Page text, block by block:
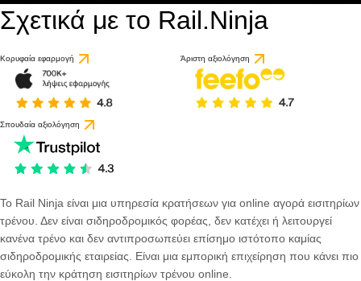
Σχετικά με το Rail.Ninja
Κορυφαία εφαρμογή Άριστη αξιολόγηση
Σπουδαία αξιολόγηση
Το Rail Ninja είναι μια υπηρεσία κρατήσεων για online αγορά εισιτηρίων
τρένου. Δεν είναι σιδηροδρομικός φορέας, δεν κατέχει ή λειτουργεί
κανένα τρένο και δεν αντιπροσωπεύει επίσημο ιστότοπο καμίας
σιδηροδρομικής εταιρείας. Είναι μια εμπορική επιχείρηση που κάνει πιο
εύκολη την κράτηση εισιτηρίων τρένου online.